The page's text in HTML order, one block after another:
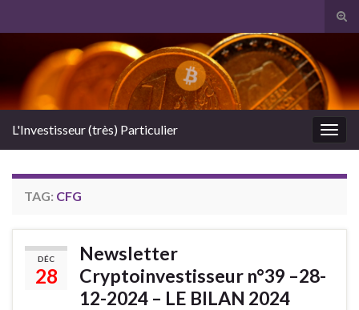
Search for:
L'Investisseur (très) Particulier
TAG: CFG
DÉC
28
Newsletter
Cryptoinvestisseur n°39 –28-
12-2024 – LE BILAN 2024